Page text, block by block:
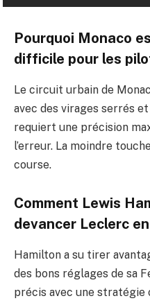
Pourquoi Monaco
difficile pour les
Le circuit urbain de
avec des virages serrés
requiert une précision
l’erreur. La moindre
course.
Comment Lewis
devancer Leclerc
Hamilton a su tirer
des bons réglages de sa
précis avec une